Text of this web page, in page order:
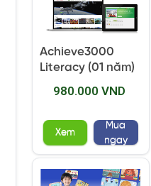
Achieve3000
Literacy (01 năm)
980.000 VND
Xem
Mua
ngay